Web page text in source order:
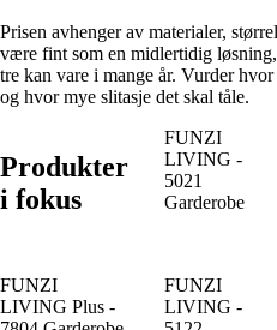
Prisen avhenger av materialer,
være fint som en midlertidig
tre kan vare i mange år. Vurder
og hvor mye slitasje det skal tåle.
Produkter
i fokus
FUNZI
LIVING -
5021
Garderobe
FUNZI
LIVING Plus -
FUNZI
LIVING -